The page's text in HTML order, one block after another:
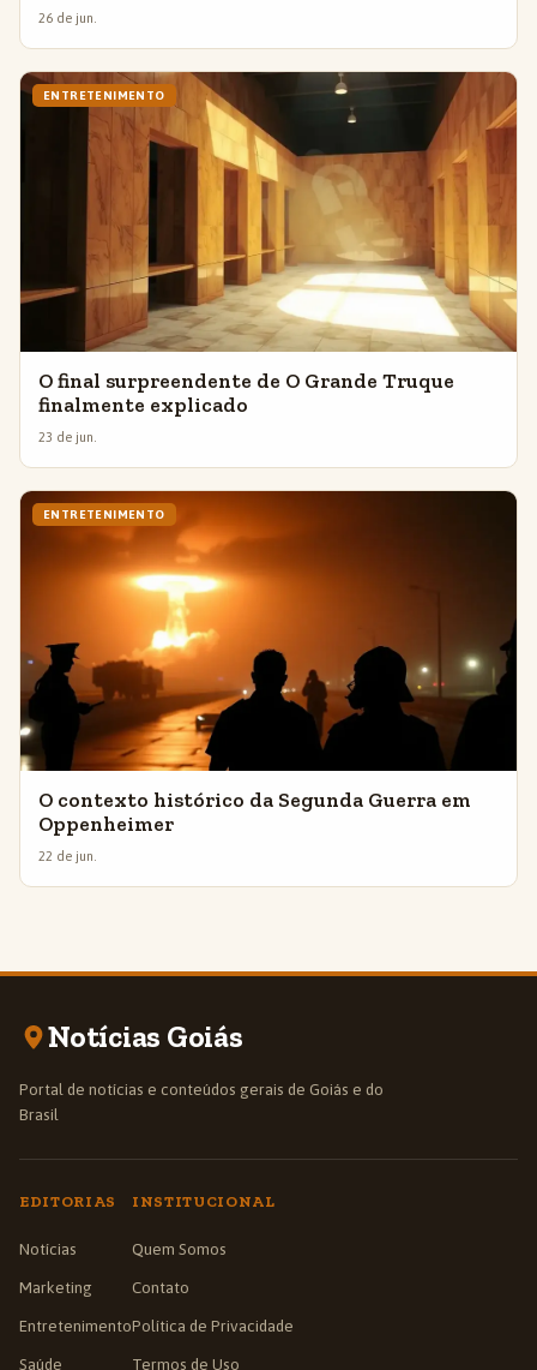
26 de jun.
ENTRETENIMENTO
O final surpreendente de O Grande Truque
finalmente explicado
23 de jun.
ENTRETENIMENTO
O contexto histórico da Segunda Guerra em
Oppenheimer
22 de jun.
Notícias Goiás
Portal de notícias e conteúdos gerais de Goiás e do
Brasil
EDITORIAS
Notícias
Marketing
Entretenimento
Saúde
INSTITUCIONAL
Quem Somos
Contato
Política de Privacidade
Termos de Uso